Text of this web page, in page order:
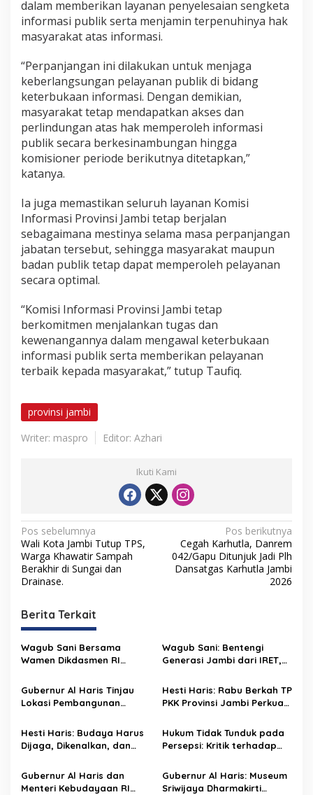
dalam memberikan layanan penyelesaian sengketa
informasi publik serta menjamin terpenuhinya hak
masyarakat atas informasi.
“Perpanjangan ini dilakukan untuk menjaga
keberlangsungan pelayanan publik di bidang
keterbukaan informasi. Dengan demikian,
masyarakat tetap mendapatkan akses dan
perlindungan atas hak memperoleh informasi
publik secara berkesinambungan hingga
komisioner periode berikutnya ditetapkan,”
katanya.
Ia juga memastikan seluruh layanan Komisi
Informasi Provinsi Jambi tetap berjalan
sebagaimana mestinya selama masa perpanjangan
jabatan tersebut, sehingga masyarakat maupun
badan publik tetap dapat memperoleh pelayanan
secara optimal.
“Komisi Informasi Provinsi Jambi tetap
berkomitmen menjalankan tugas dan
kewenangannya dalam mengawal keterbukaan
informasi publik serta memberikan pelayanan
terbaik kepada masyarakat,” tutup Taufiq.
provinsi jambi
Writer: maspro
Editor: Azhari
Ikuti Kami
N
a
v
g
a
s
p
o
s
Pos sebelumnya
Wali Kota Jambi Tutup TPS,
Warga Khawatir Sampah
Berakhir di Sungai dan
Drainase.
Pos berikutnya
Cegah Karhutla, Danrem
042/Gapu Ditunjuk Jadi Plh
Dansatgas Karhutla Jambi
2026
Berita Terkait
Wagub Sani Bersama
Wamen Dikdasmen RI
Pintar, Dorong
Transformasi Digital
Pendidikan di Jambi
Wagub Sani: Bentengi
Generasi Jambi dari IRET,
Dimulai dari Sekolah
Gubernur Al Haris Tinjau
Lokasi Pembangunan
Pembangunan BTN Bungo
Green City
Hesti Haris: Rabu Berkah TP
PKK Provinsi Jambi Perkuat
Budaya Kelola Sampah
dari Rumah
Hesti Haris: Budaya Harus
Dijaga, Dikenalkan, dan
Hukum Tidak Tunduk pada
Persepsi: Kritik terhadap
Media dan Aktivis
Gubernur Al Haris dan
Menteri Kebudayaan RI
Gubernur Al Haris: Museum
Sriwijaya Dharmakirti